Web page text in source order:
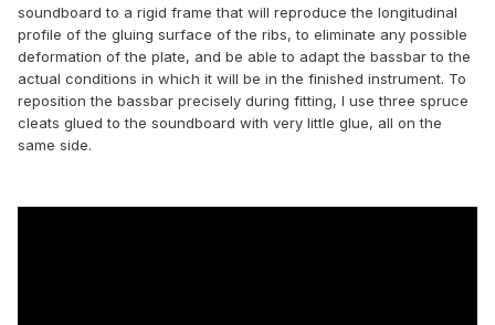
soundboard to a rigid frame that will reproduce the longitudinal
profile of the gluing surface of the ribs, to eliminate any possible
deformation of the plate, and be able to adapt the bassbar to the
actual conditions in which it will be in the finished instrument. To
reposition the bassbar precisely during fitting, I use three spruce
cleats glued to the soundboard with very little glue, all on the
same side.